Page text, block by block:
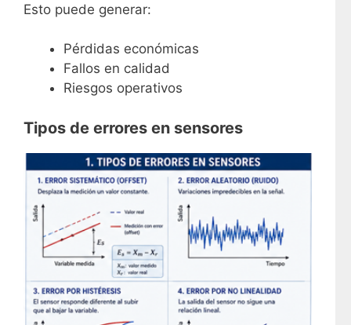
Esto puede generar:
Pérdidas económicas
Fallos en calidad
Riesgos operativos
Tipos de errores en sensores